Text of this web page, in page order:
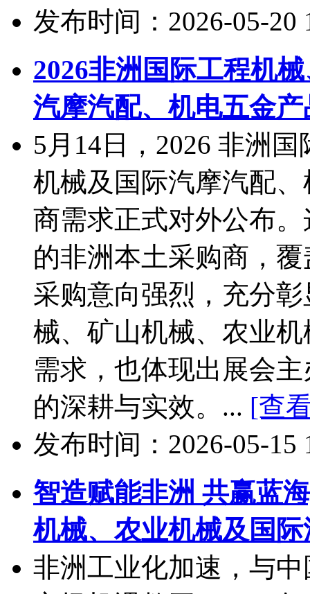
发布时间：2026-05-20
2026非洲国际工程机
汽摩汽配、机电五金产
5月14日，2026 非洲
机械及国际汽摩汽配
商需求正式对外公布
的非洲本土采购商，
采购意向强烈，充分
械、矿山机械、农业
需求，也体现出展会
的深耕与实效。... [查
发布时间：2026-05-15
智造赋能非洲 共赢蓝
机械、农业机械及国际
非洲工业化加速，与